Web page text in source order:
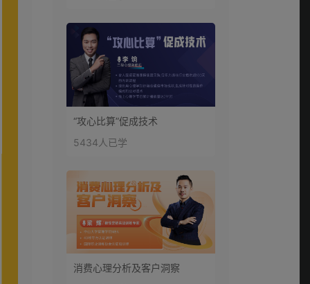
“攻心比算”促成技术
5434人已学
消费心理分析及客户洞察